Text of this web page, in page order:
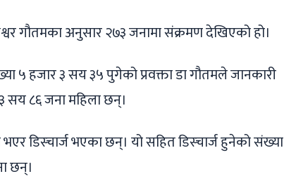
गौतमका अनुसार २७३ जनामा संक्रमण देखिएको हो।
हजार ३ सय ३५ पुगेको प्रवक्ता डा गौतमले जानकारी
सय ८६ जना महिला छन्।
डिस्चार्ज भएका छन्। यो सहित डिस्चार्ज हुनेको संख्या
छन्।